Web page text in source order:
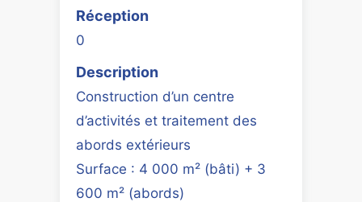
Réception
0
Description
Construction d’un centre
d’activités et traitement des
abords extérieurs
Surface : 4 000 m² (bâti) + 3
600 m² (abords)